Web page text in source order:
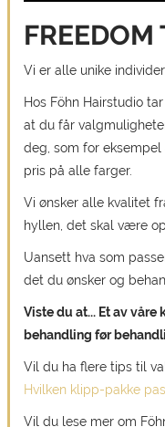
FREEDOM
Vi er alle unike
Hos Föhn Hairstudio
at du får
deg, som for
pris på alle farger.
Vi ønsker alle kvalitet
hyllen, det skal være
Uansett hva som
det du ønsker og
Viste du at... Et av
behandling før
Vil du ha flere tips til
Hvilken klipp-pakke
Vil du lese mer om